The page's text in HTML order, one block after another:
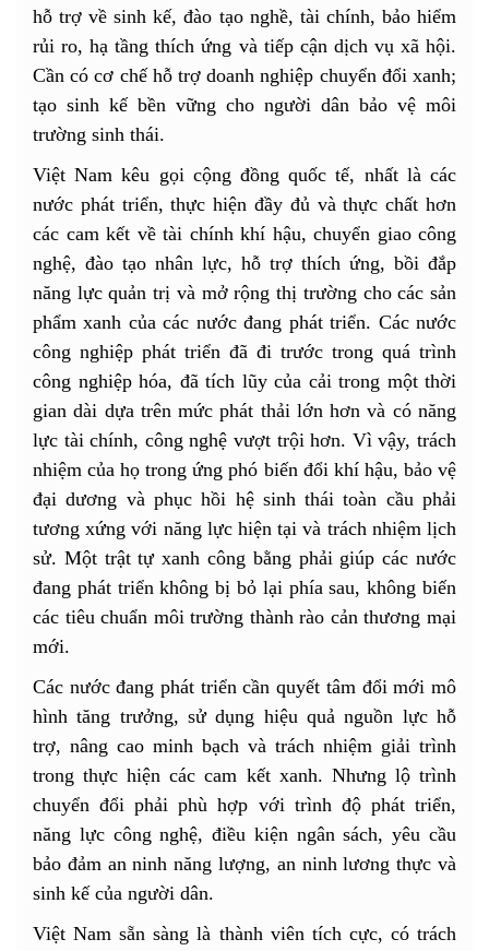
hỗ trợ về sinh kế, đào tạo nghề, tài chính, bảo hiểm
rủi ro, hạ tầng thích ứng và tiếp cận dịch vụ xã hội.
Cần có cơ chế hỗ trợ doanh nghiệp chuyển đổi xanh;
tạo sinh kế bền vững cho người dân bảo vệ môi
trường sinh thái.
Việt Nam kêu gọi cộng đồng quốc tế, nhất là các
nước phát triển, thực hiện đầy đủ và thực chất hơn
các cam kết về tài chính khí hậu, chuyển giao công
nghệ, đào tạo nhân lực, hỗ trợ thích ứng, bồi đắp
năng lực quản trị và mở rộng thị trường cho các sản
phẩm xanh của các nước đang phát triển. Các nước
công nghiệp phát triển đã đi trước trong quá trình
công nghiệp hóa, đã tích lũy của cải trong một thời
gian dài dựa trên mức phát thải lớn hơn và có năng
lực tài chính, công nghệ vượt trội hơn. Vì vậy, trách
nhiệm của họ trong ứng phó biến đổi khí hậu, bảo vệ
đại dương và phục hồi hệ sinh thái toàn cầu phải
tương xứng với năng lực hiện tại và trách nhiệm lịch
sử. Một trật tự xanh công bằng phải giúp các nước
đang phát triển không bị bỏ lại phía sau, không biến
các tiêu chuẩn môi trường thành rào cản thương mại
mới.
Các nước đang phát triển cần quyết tâm đổi mới mô
hình tăng trưởng, sử dụng hiệu quả nguồn lực hỗ
trợ, nâng cao minh bạch và trách nhiệm giải trình
trong thực hiện các cam kết xanh. Nhưng lộ trình
chuyển đổi phải phù hợp với trình độ phát triển,
năng lực công nghệ, điều kiện ngân sách, yêu cầu
bảo đảm an ninh năng lượng, an ninh lương thực và
sinh kế của người dân.
Việt Nam sẵn sàng là thành viên tích cực, có trách